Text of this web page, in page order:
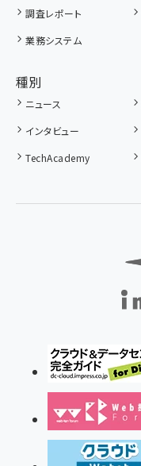
調査レポート
業務システム
種別
ニュース
インタビュー
TechAcademy